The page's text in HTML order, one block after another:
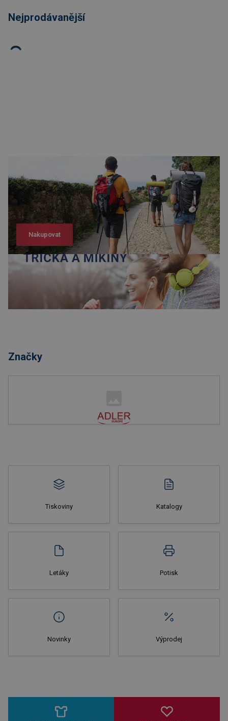
Nejprodávanější
Nakupovat
Značky
Tiskoviny Katalogy
Letáky Potisk
Novinky Výprodej